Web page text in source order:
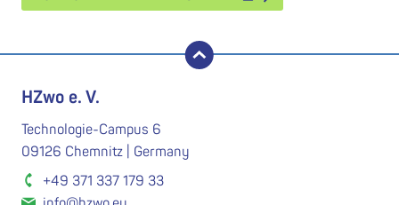
nach oben
HZwo e. V.
Technologie-Campus 6
09126 Chemnitz | Germany
+49 371 337 179 33